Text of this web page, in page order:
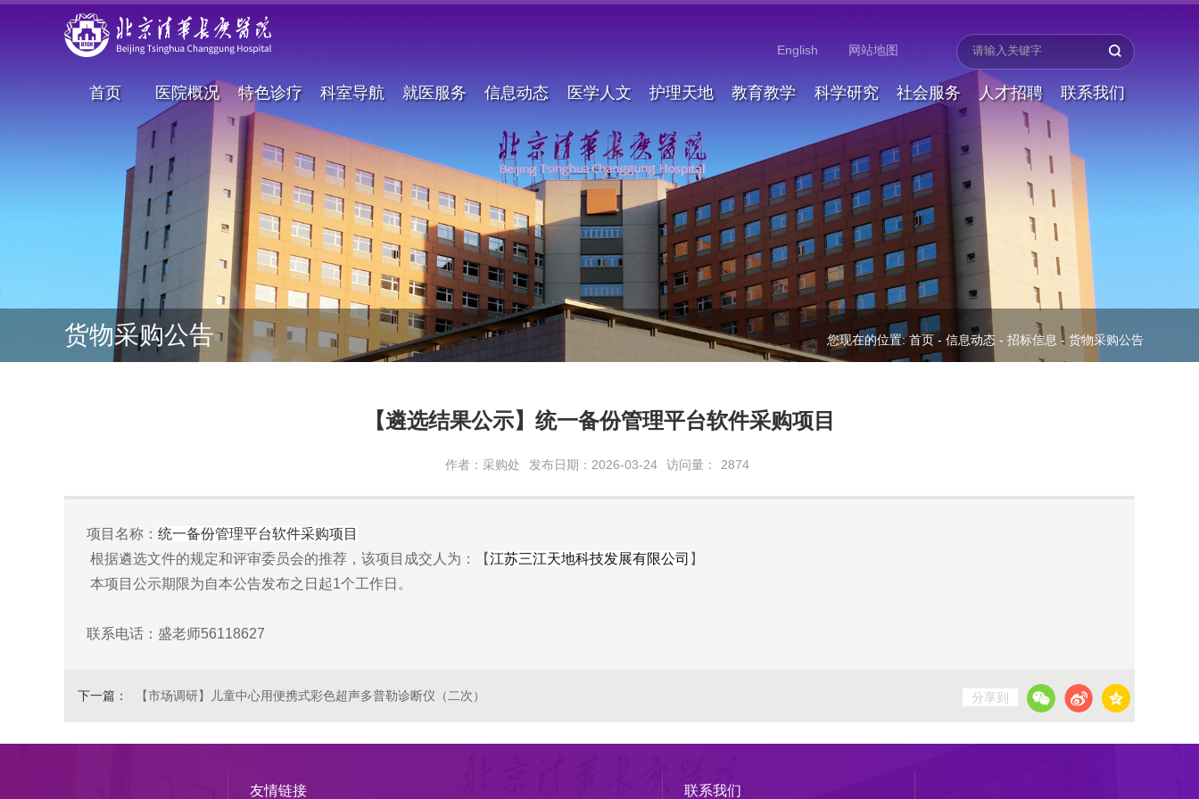
English 网站地图
首页 医院概况 特色诊疗 科室导航 就医服务 信息动态 医学人文 护理天地 教育教学 科学研究 社会服务 人才招聘 联系我们
货物采购公告 您现在的位置:首页 - 信息动态 - 招标信息 - 货物采购公告
【遴选结果公示】统一备份管理平台软件采购项目
作者：采购处 发布日期：2026-03-24 访问量： 2874
项目名称： 统一备份管理平台软件采购项目
根据遴选文件的规定和评审委员会的推荐，该项目成交人为：【江苏三江天地科技发展有限公司 】
本项目公示期限为自本公告发布之日起1个工作日。
联系电话：盛老师56118627
下一篇： 【市场调研】儿童中心用便携式彩色超声多普勒诊断仪（二次） 分享到
友情链接 联系我们